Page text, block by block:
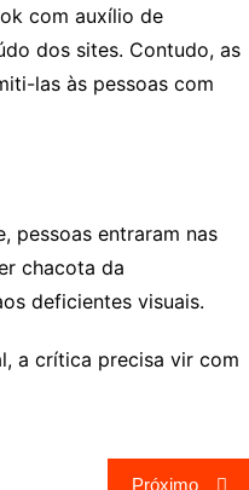
com auxílio de
dos sites. Contudo, as
las às pessoas com
pessoas entraram nas
chacota da
deficientes visuais.
a crítica precisa vir com
Próximo